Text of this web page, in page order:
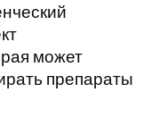
может
препараты